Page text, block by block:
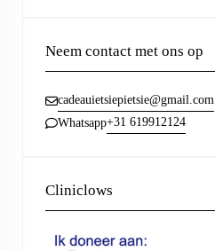
Neem contact met ons op
cadeauietsiepietsie@gmail.com
Whatsapp+31 619912124
Cliniclows